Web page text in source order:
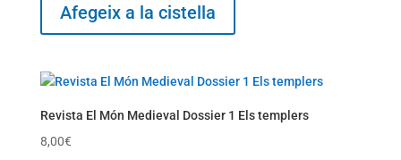
Afegeix a la cistella
Revista El Món Medieval Dossier 1 Els templers
8,00€